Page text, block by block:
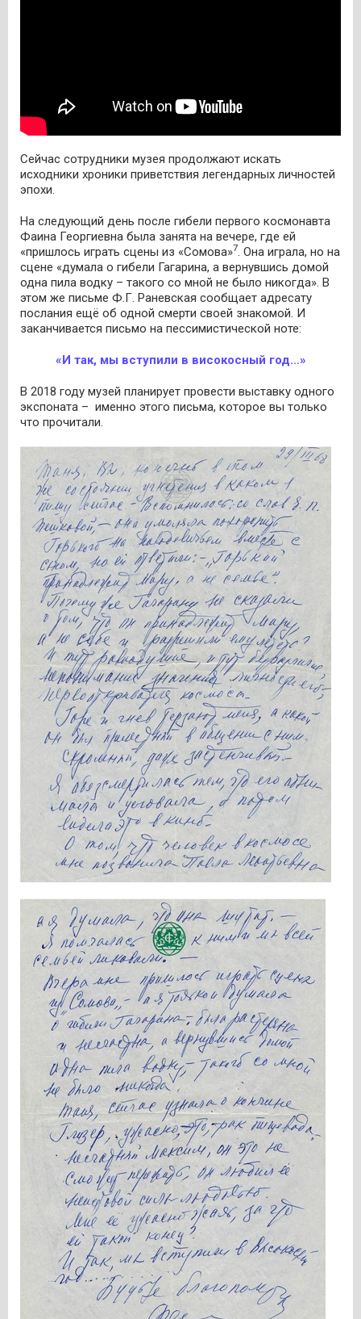
Сейчас сотрудники музея продолжают искать
исходники хроники приветствия легендарных личностей
эпохи.
На следующий день после гибели первого космонавта
Фаина Георгиевна была занята на вечере, где ей
«пришлось играть сцены из «Сомова»7 . Она играла, но на
сцене «думала о гибели Гагарина, а вернувшись домой
одна пила водку – такого со мной не было никогда». В
этом же письме Ф.Г. Раневская сообщает адресату
послания ещё об одной смерти своей знакомой. И
заканчивается письмо на пессимистической ноте:
«И так, мы вступили в високосный год…»
В 2018 году музей планирует провести выставку одного
экспоната – именно этого письма, которое вы только
что прочитали.